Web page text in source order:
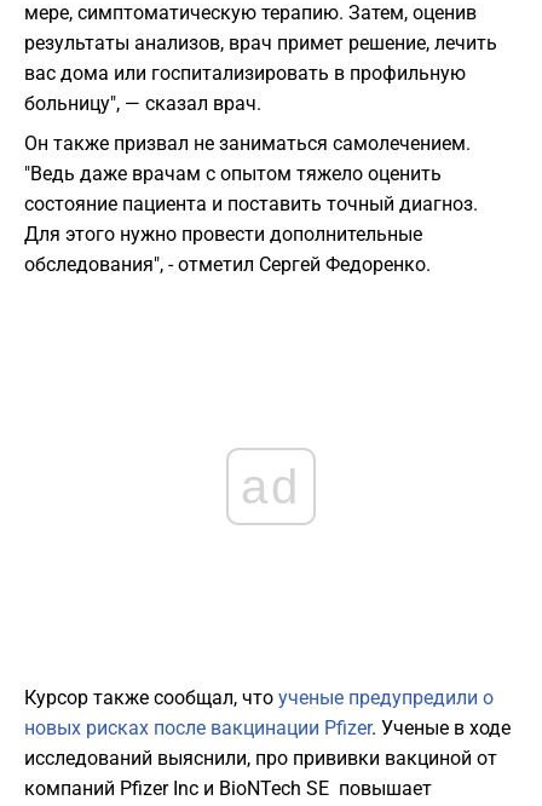
мере, симптоматическую терапию. Затем, оценив
результаты анализов, врач примет решение, лечить
вас дома или госпитализировать в профильную
больницу", — сказал врач.
Он также призвал не заниматься самолечением.
"Ведь даже врачам с опытом тяжело оценить
состояние пациента и поставить точный диагноз.
Для этого нужно провести дополнительные
обследования", - отметил Сергей Федоренко.
ad
Курсор также сообщал, что ученые предупредили о
новых рисках после вакцинации Pfizer. Ученые в ходе
исследований выяснили, про прививки вакциной от
компаний Pfizer Inc и BioNTech SE повышает